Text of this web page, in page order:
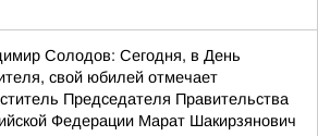
Солодов: Сегодня, в День
свой юбилей отмечает
Председателя Правительства
Федерации Марат Шакирзянович